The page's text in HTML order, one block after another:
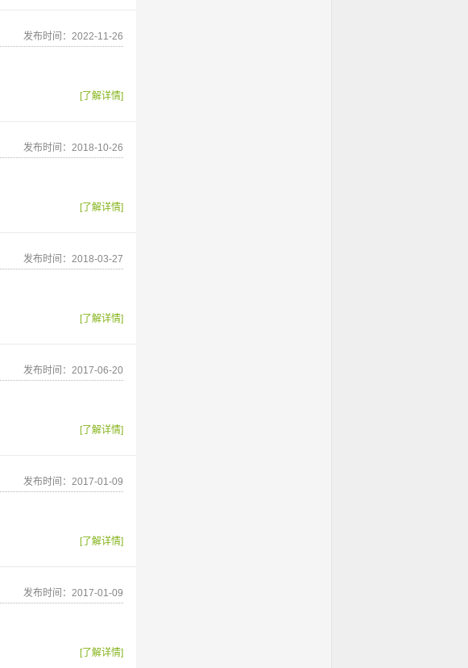
发布时间：2022-11-26
[了解详情]
发布时间：2018-10-26
[了解详情]
发布时间：2018-03-27
[了解详情]
发布时间：2017-06-20
[了解详情]
发布时间：2017-01-09
[了解详情]
发布时间：2017-01-09
[了解详情]